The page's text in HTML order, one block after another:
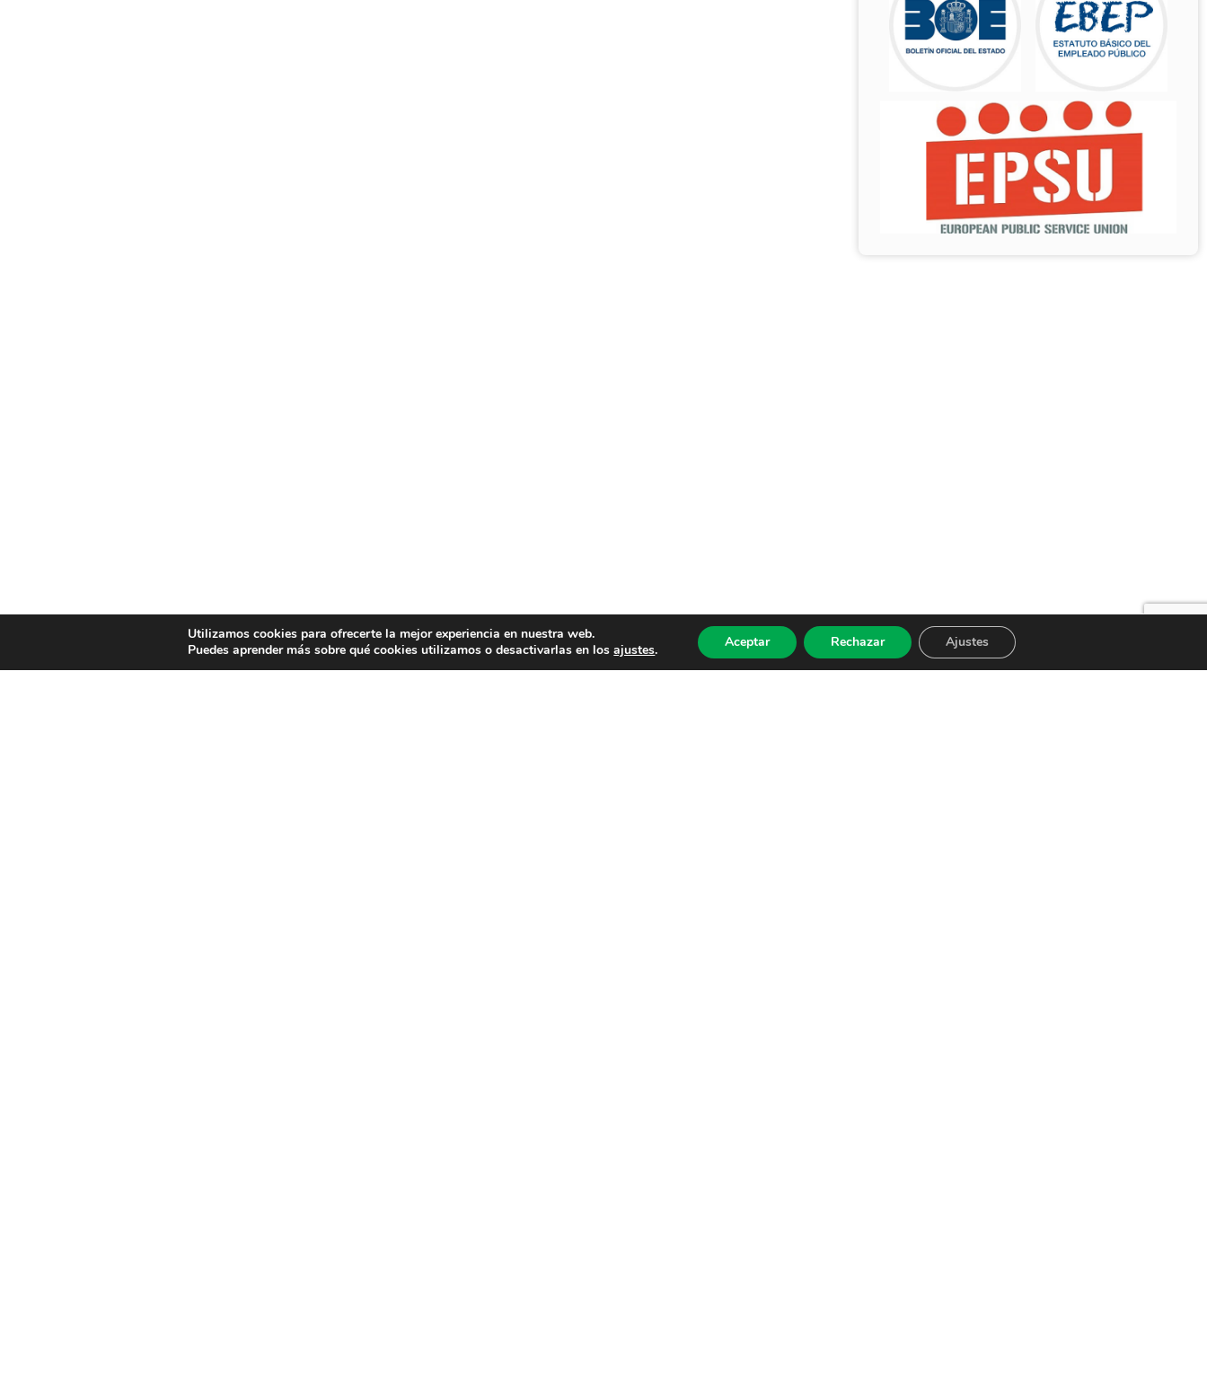
Utilizamos cookies para ofrecerte la mejor experiencia en nuestra web.
Puedes aprender más sobre qué cookies utilizamos o desactivarlas en losajustes. Aceptar Rechazar Ajustes